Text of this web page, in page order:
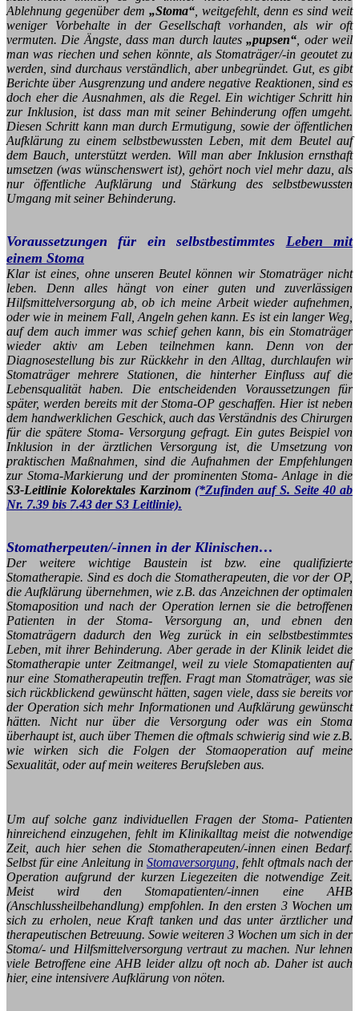
Ablehnung gegenüber dem „Stoma“ , weitgefehlt, denn es sind weit
weniger Vorbehalte in der Gesellschaft vorhanden, als wir oft
vermuten. Die Ängste, dass man durch lautes„pupsen“ , oder weil
man was riechen und sehen könnte, als Stomaträger/-in geoutet zu
werden, sind durchaus verständlich, aber unbegründet. Gut, es gibt
Berichte über Ausgrenzung und andere negative Reaktionen, sind es
doch eher die Ausnahmen, als die Regel. Ein wichtiger Schritt hin
zur Inklusion, ist dass man mit seiner Behinderung offen umgeht.
Diesen Schritt kann man durch Ermutigung, sowie der öffentlichen
Aufklärung zu einem selbstbewussten Leben, mit dem Beutel auf
dem Bauch, unterstützt werden. Will man aber Inklusion ernsthaft
umsetzen (was wünschenswert ist), gehört noch viel mehr dazu, als
nur öffentliche Aufklärung und Stärkung des selbstbewussten
Umgang mit seiner Behinderung.
Voraussetzungen für ein selbstbestimmtes Leben mit
einem Stoma
Klar ist eines, ohne unseren Beutel können wir Stomaträger nicht
leben. Denn alles hängt von einer guten und zuverlässigen
Hilfsmittelversorgung ab, ob ich meine Arbeit wieder aufnehmen,
oder wie in meinem Fall, Angeln gehen kann. Es ist ein langer Weg,
auf dem auch immer was schief gehen kann, bis ein Stomaträger
wieder aktiv am Leben teilnehmen kann. Denn von der
Diagnosestellung bis zur Rückkehr in den Alltag, durchlaufen wir
Stomaträger mehrere Stationen, die hinterher Einfluss auf die
Lebensqualität haben.
Die entscheidenden Voraussetzungen für
später, werden bereits mit der Stoma-OP geschaffen. Hier ist neben
dem handwerklichen Geschick, auch das Verständnis des Chirurgen
für die spätere Stoma- Versorgung gefragt. Ein gutes Beispiel von
Inklusion in der ärztlichen Versorgung ist, die Umsetzung von
praktischen Maßnahmen, sind die Aufnahmen der Empfehlungen
zur Stoma-Markierung und der prominenten Stoma- Anlage in die
S3-Leitlinie Kolorektales Karzinom (*Zufinden auf S. Seite 40 ab
Nr. 7.39 bis 7.43 der S3 Leitlinie).
Stomatherpeuten/-innen in der Klinischen…
Der weitere wichtige Baustein ist bzw. eine qualifizierte
Stomatherapie. Sind es doch die Stomatherapeuten, die vor der OP,
die Aufklärung übernehmen, wie z.B. das Anzeichnen der optimalen
Stomaposition und nach der Operation lernen sie die betroffenen
Patienten in der Stoma- Versorgung an, und ebnen den
Stomaträgern dadurch den Weg zurück in ein selbstbestimmtes
Leben, mit ihrer Behinderung. Aber gerade in der Klinik leidet die
Stomatherapie unter Zeitmangel, weil zu viele Stomapatienten auf
nur eine Stomatherapeutin treffen. Fragt man Stomaträger, was sie
sich rückblickend gewünscht hätten, sagen viele, dass sie bereits vor
der Operation sich mehr Informationen und Aufklärung gewünscht
hätten. Nicht nur über die Versorgung oder was ein Stoma
überhaupt ist, auch über Themen die oftmals schwierig sind wie z.B.
wie wirken sich die Folgen der Stomaoperation auf meine
Sexualität, oder auf mein weiteres Berufsleben aus.
Um auf solche ganz individuellen Fragen der Stoma- Patienten
hinreichend einzugehen, fehlt im Klinikalltag meist die notwendige
Zeit, auch hier sehen die Stomatherapeuten/-innen einen Bedarf.
Selbst für eine Anleitung inStomaversorgung , fehlt oftmals nach der
Operation aufgrund der kurzen Liegezeiten die notwendige Zeit.
Meist wird den Stomapatienten/-innen eine AHB
(Anschlussheilbehandlung) empfohlen. In den ersten 3 Wochen um
sich zu erholen, neue Kraft tanken und das unter ärztlicher und
therapeutischen Betreuung. Sowie weiteren 3 Wochen um sich in der
Stoma/- und Hilfsmittelversorgung vertraut zu machen. Nur lehnen
viele Betroffene eine AHB leider allzu oft noch ab. Daher ist auch
hier, eine intensivere Aufklärung von nöten.